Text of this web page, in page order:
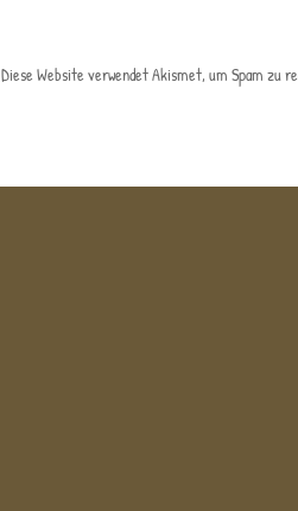
Diese Website verwendet Akismet, um Spam zu